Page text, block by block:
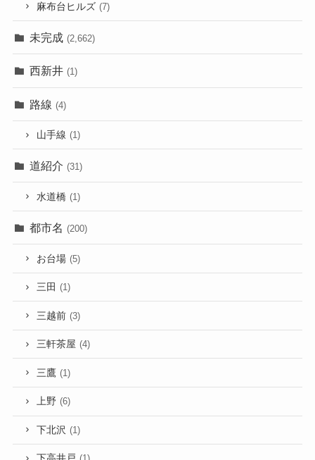
麻布台ヒルズ (7)
未完成 (2,662)
西新井 (1)
路線 (4)
山手線 (1)
道紹介 (31)
水道橋 (1)
都市名 (200)
お台場 (5)
三田 (1)
三越前 (3)
三軒茶屋 (4)
三鷹 (1)
上野 (6)
下北沢 (1)